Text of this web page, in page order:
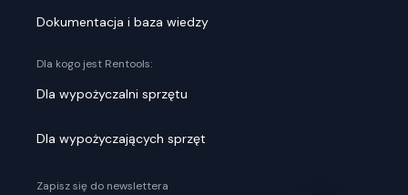
Dokumentacja i baza wiedzy
Dla kogo jest Rentools:
Dla wypożyczalni sprzętu
Dla wypożyczających sprzęt
Zapisz się do newslettera